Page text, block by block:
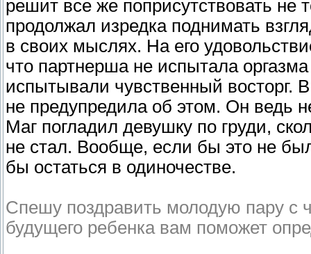
решит все же поприсутствовать не
продолжал изредка поднимать
в своих мыслях. На его
что партнерша не испытала
испытывали чувственный восторг.
не предупредила об этом. Он ведь
Маг погладил девушку по груди,
не стал. Вообще, если бы это не
бы остаться в одиночестве.
Спешу поздравить молодую пару с
будущего ребенка вам поможет